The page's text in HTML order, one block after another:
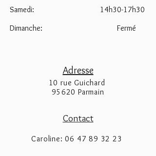
Samedi:
14h30-17h30
Dimanche:
Fermé
Adresse
10 rue Guichard
95620 Parmain
Contact
Caroline:06 47 89 32 23